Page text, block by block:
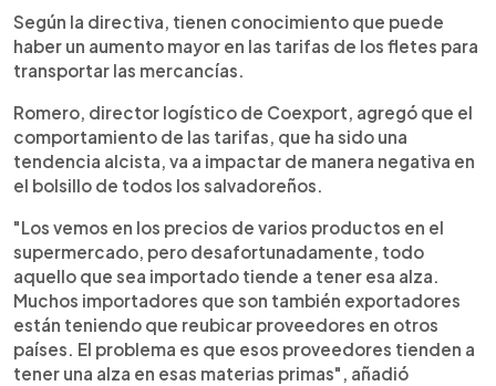
Según la directiva, tienen conocimiento que puede
haber un aumento mayor en las tarifas de los fletes para
transportar las mercancías.
Romero, director logístico de Coexport, agregó que el
comportamiento de las tarifas, que ha sido una
tendencia alcista, va a impactar de manera negativa en
el bolsillo de todos los salvadoreños.
"Los vemos en los precios de varios productos en el
supermercado, pero desafortunadamente, todo
aquello que sea importado tiende a tener esa alza.
Muchos importadores que son también exportadores
están teniendo que reubicar proveedores en otros
países. El problema es que esos proveedores tienden a
tener una alza en esas materias primas", añadió